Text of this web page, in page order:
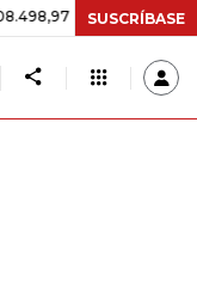
+$ 8.753,81 +2,19%
SUSCRÍBASE